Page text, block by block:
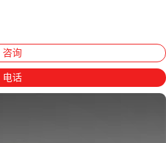
咨询
电话